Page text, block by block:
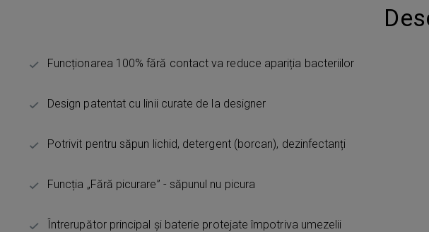
Funcționarea 100% fără contact va reduce apariția bacteriilor
Design patentat cu linii curate de la designer
Potrivit pentru săpun lichid, detergent (borcan), dezinfectanți
Funcția „Fără picurare” - săpunul nu picura
Întrerupător principal și baterie protejate împotriva umezelii